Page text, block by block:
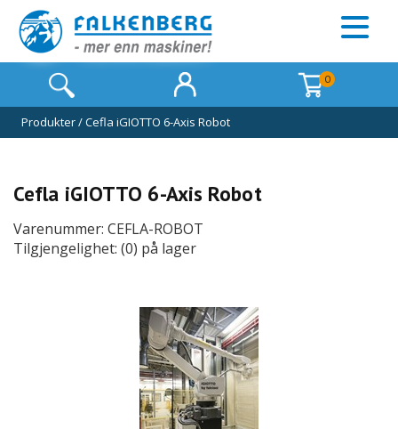
0
Produkter/Cefla iGIOTTO 6-Axis Robot
Cefla iGIOTTO 6-Axis Robot
Varenummer: CEFLA-ROBOT
Tilgjengelighet: (0) på lager